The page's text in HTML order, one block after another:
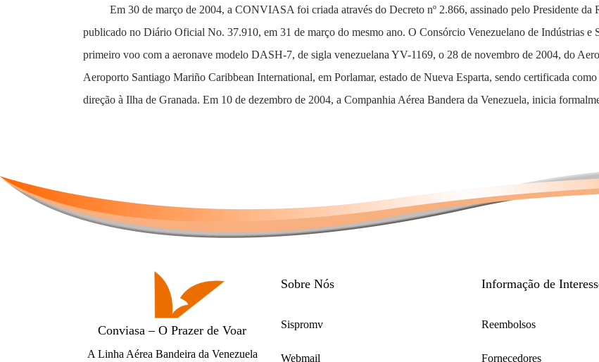
Em 30 de março de 2004, a CONVIASA foi criada através do Decreto nº 2.866, assinado pelo Presidente
publicado no Diário Oficial No. 37.910, em 31 de março do mesmo ano. O Consórcio Venezuelano de Indústrias
primeiro voo com a aeronave modelo DASH-7, de sigla venezuelana YV-1169, o 28 de novembro de 2004, do
Aeroporto Santiago Mariño Caribbean International, em Porlamar, estado de Nueva Esparta, sendo certificada
direção à Ilha de Granada. Em 10 de dezembro de 2004, a Companhia Aérea Bandera da Venezuela, inicia
Conviasa – O Prazer de Voar
A Linha Aérea Bandeira da Venezuela
Sobre Nós
Sispromv
Webmail
Informação de
Reembolsos
Fornecedores